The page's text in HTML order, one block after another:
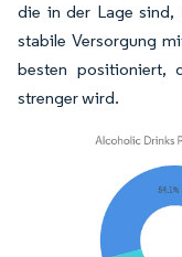
die in der Lage sind,
stabile Versorgung
besten positioniert,
strenger wird.